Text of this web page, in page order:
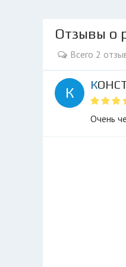
Отзывы о
Всего 2
К
очень